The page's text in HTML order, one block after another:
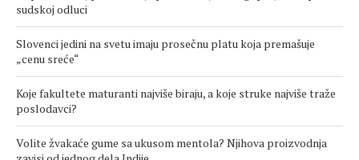
sudskoj odluci
Slovenci jedini na svetu imaju prosečnu platu koja premašuje
„cenu sreće“
Koje fakultete maturanti najviše biraju, a koje struke najviše traže
poslodavci?
Volite žvakaće gume sa ukusom mentola? Njihova proizvodnja